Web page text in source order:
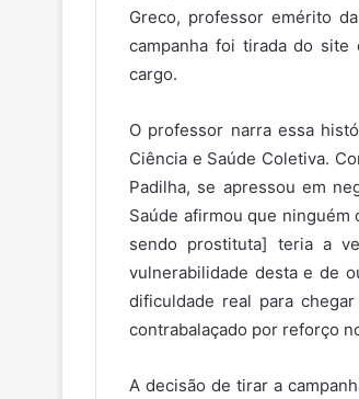
Greco, professor emérito
campanha foi tirada do
cargo.
O professor narra essa
Ciência e Saúde Coletiva.
Padilha, se apressou em
Saúde afirmou que
sendo prostituta] teria a
vulnerabilidade desta e de
dificuldade real para
contrabalaçado por reforço
A decisão de tirar a